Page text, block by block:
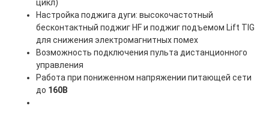
цикл)
Настройка поджига дуги: высокочастотный
бесконтактный поджиг HF и поджиг подъемом Lift TIG
для снижения электромагнитных помех
Возможность подключения пульта дистанционного
управления
Работа при пониженном напряжении питающей сети
до 160В